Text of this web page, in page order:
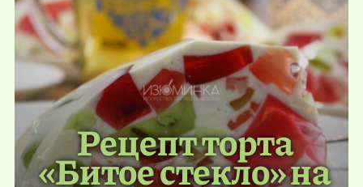
Рецепт торта
«Битое стекло» на